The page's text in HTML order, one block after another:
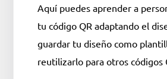
Aquí puedes aprender a
tu código QR adaptando el
guardar tu diseño como
reutilizarlo para otros códigos